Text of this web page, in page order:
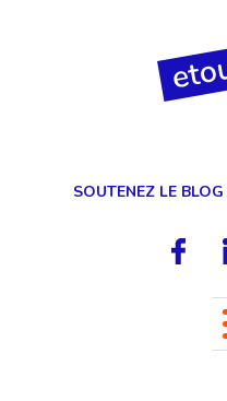
SOUTENEZ LE BLOG